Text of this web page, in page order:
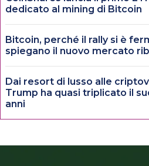
dedicato al mining di Bitcoin
Bitcoin, perché il rally si è
spiegano il nuovo mercato
Dai resort di lusso alle
Trump ha quasi triplicato il
anni